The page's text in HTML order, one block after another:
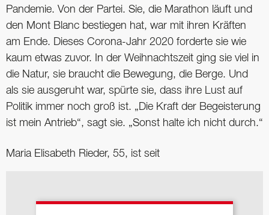
Pandemie. Von der Partei. Sie, die Marathon läuft und
den Mont Blanc bestiegen hat, war mit ihren Kräften
am Ende. Dieses Corona-Jahr 2020 forderte sie wie
kaum etwas zuvor. In der Weihnachtszeit ging sie viel in
die Natur, sie braucht die Bewegung, die Berge. Und
als sie ausgeruht war, spürte sie, dass ihre Lust auf
Politik immer noch groß ist. „Die Kraft der Begeisterung
ist mein Antrieb“, sagt sie. „Sonst halte ich nicht durch.“
Maria Elisabeth Rieder, 55, ist seit